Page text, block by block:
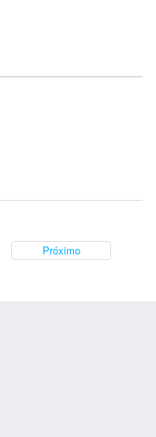
Próximo